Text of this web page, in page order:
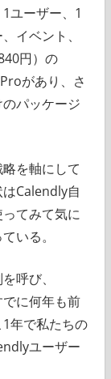
ユーザー、1
イベント、
円）の
があり、さ
パッケージ
を軸にして
Calendly自
てみて気に
いる。
呼び、
に何年も前
年で私たちの
ユーザー